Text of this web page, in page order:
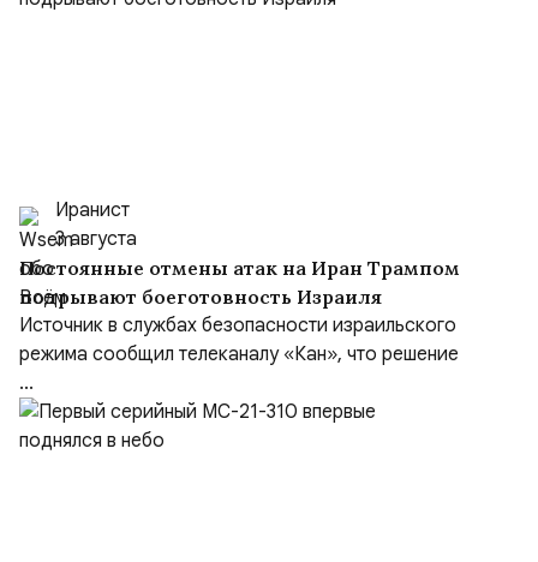
Иранист
3 августа
Постоянные отмены атак на Иран Трампом
подрывают боеготовность Израиля
Источник в службах безопасности израильского
режима сообщил телеканалу «Кан», что решение
...